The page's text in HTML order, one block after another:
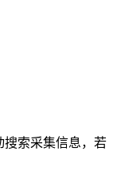
搜索采集信息，若